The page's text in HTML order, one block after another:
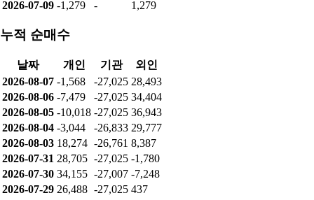
2026-07-24 7,050 44
-7,094
2026-07-22 7,196
2026-07-20
-1,082
1,152
2026-07-16 -362 9,684
-12,992
2026-07-15 -24,332 -5,000
29,332
2026-07-14 -10,130 583
9,547
2026-07-13 3,401 7,417
-10,818
2026-07-10 -9,075 -
9,075
2026-07-09 -1,279 - 1,279
누적 순매수